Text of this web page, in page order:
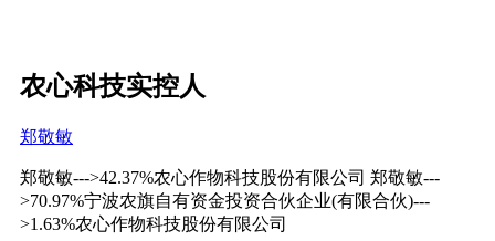
农心科技实控人
郑敬敏
郑敬敏--->42.37%农心作物科技股份有限公司 郑敬敏---
>70.97%宁波农旗自有资金投资合伙企业(有限合伙)---
>1.63%农心作物科技股份有限公司